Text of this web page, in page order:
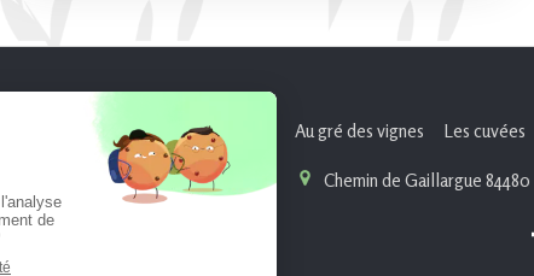
À propos Au gré des vignes Les cuvées
Clos du Tilleul Chemin de Gaillargue 84480